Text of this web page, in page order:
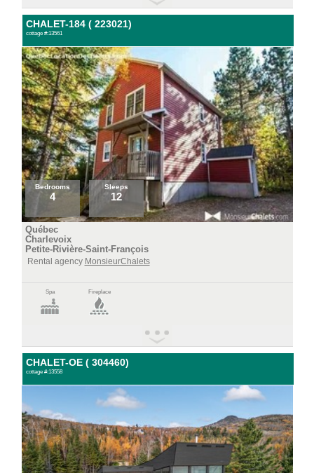
CHALET-184 ( 223021)
cottage #:13561
Bedrooms
4
Sleeps
12
Québec
Charlevoix
Petite-Rivière-Saint-François
Rental agency MonsieurChalets
Spa Fireplace
CHALET-OE ( 304460)
cottage #:13558